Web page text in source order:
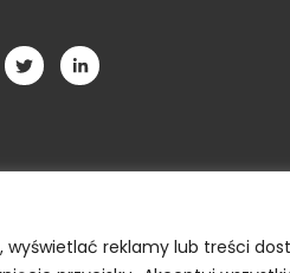
reklamy lub treści